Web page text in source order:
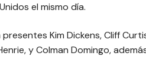
el mismo día.
Kim Dickens, Cliff
y Colman Domingo,